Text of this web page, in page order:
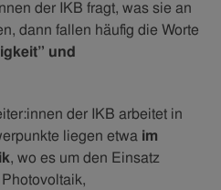
der IKB fragt, was sie an
dann fallen häufig die Worte
und
der IKB arbeitet in
liegen etwa im
, wo es um den Einsatz